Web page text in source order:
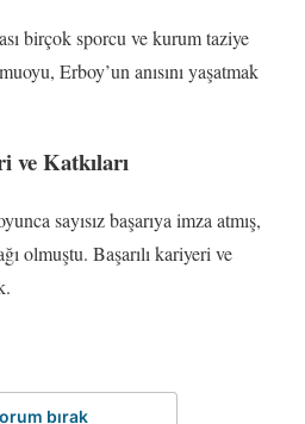
birçok sporcu ve kurum taziye
Erboy’un anısını yaşatmak
ve Katkıları
sayısız başarıya imza atmış,
olmuştu. Başarılı kariyeri ve
bırak